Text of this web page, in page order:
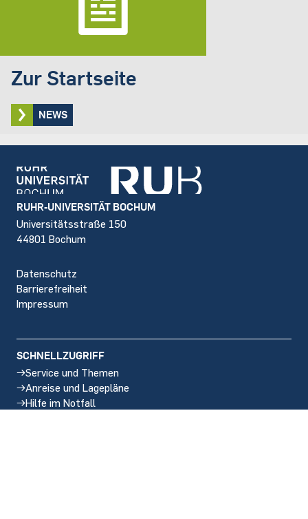
Zur Startseite
NEWS
Footer
RUHR-UNIVERSITÄT BOCHUM
Universitätsstraße 150
44801 Bochum
Datenschutz
Barrierefreiheit
Impressum
SCHNELLZUGRIFF
Service und Themen
Anreise und Lagepläne
Hilfe im Notfall